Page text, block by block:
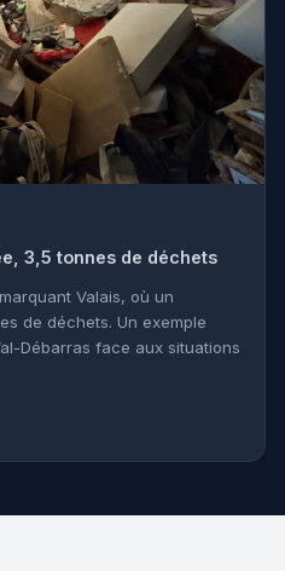
3,5 tonnes de déchets
Valais, où un
de déchets. Un exemple
Débarras face aux situations